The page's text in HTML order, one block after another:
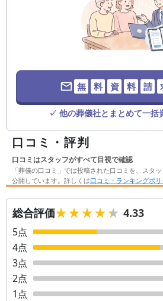
無 料 資 料 請
✓ 他の葬儀社とまとめて一括
口コミ・評判
口コミはスタッフがすべて目視で確認
「葬儀の口コミ」では投稿された口コミを、スタ
公開しています。詳しくは口コミ・ランキングポリ
総合評価★★★★★
★★★★★ 4.33
5点
4点
3点
2点
1 点